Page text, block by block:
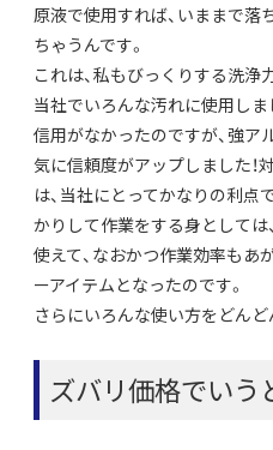
原液で使用すれば、いままで
ちゃうんです。
これは、私もびっくりする洗浄
当社でいろんな汚れに使用し
信用がなかったのですが、強
気に信頼度がアップしました！
は、当社にとってかなりの利点
かりして作業をする身としては
使えて、なおかつ作業効率もあ
ーアイテムとなったのです。
さらにいろんな使い方をどんど
ズバリ価格でいうと